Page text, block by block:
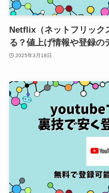
Netflix（ネットフリック
る？値上げ情報や登録の
2025年3月18日